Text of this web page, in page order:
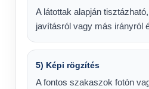
A látottak alapján
javításról vagy más irányról
5) Képi rögzítés
A fontos szakaszok fotón